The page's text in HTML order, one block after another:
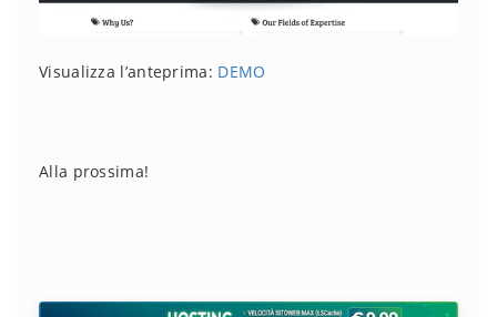
Visualizza l’anteprima: DEMO
Alla prossima!